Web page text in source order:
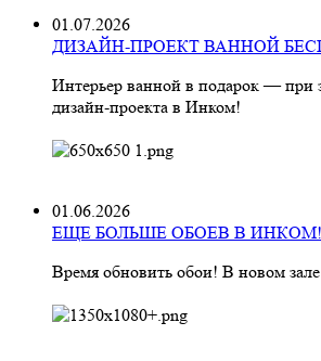
01.07.2026
ДИЗАЙН-ПРОЕКТ ВАННОЙ
Интерьер ванной в подарок — при
дизайн‑проекта в Инком!
01.06.2026
ЕЩЕ БОЛЬШЕ ОБОЕВ В ИНКОМ!
Время обновить обои! В новом